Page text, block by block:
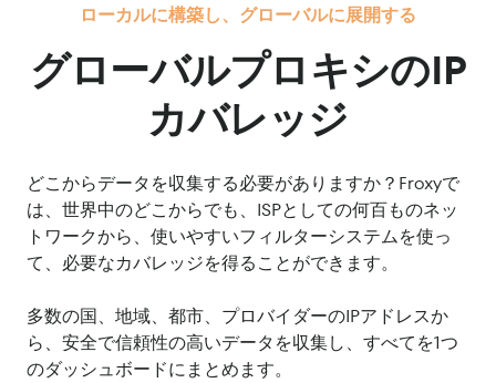
ローカルに構築し、グローバルに展開する
グローバルプロキシのIP
カバレッジ
どこからデータを収集する必要がありますか？Froxyで
は、世界中のどこからでも、ISPとしての何百ものネッ
トワークから、使いやすいフィルターシステムを使っ
て、必要なカバレッジを得ることができます。
多数の国、地域、都市、プロバイダーのIPアドレスか
ら、安全で信頼性の高いデータを収集し、すべてを1つ
のダッシュボードにまとめます。